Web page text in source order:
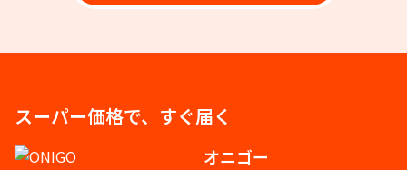
スーパー価格で、すぐ届く
オニゴー